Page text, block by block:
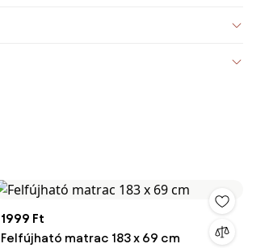
1999 Ft
Felfújható matrac 183 x 69 cm